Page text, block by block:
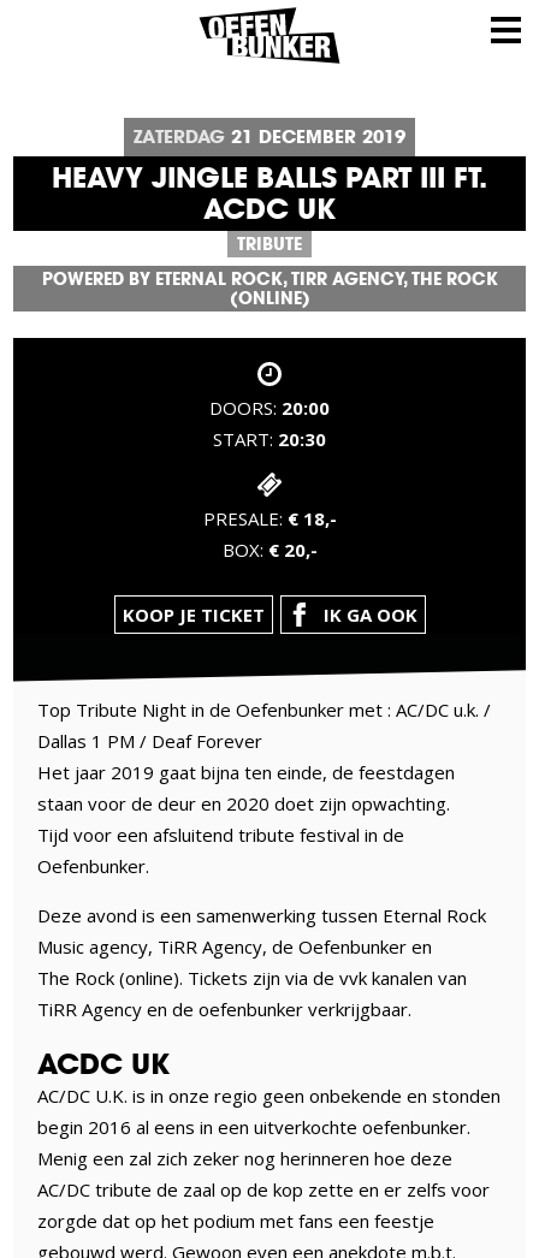
ZATERDAG 21 DECEMBER 2019
HEAVY JINGLE BALLS PART III FT.
ACDC UK
TRIBUTE
POWERED BY ETERNAL ROCK, TIRR AGENCY, THE ROCK
(ONLINE)
DOORS: 20:00
START: 20:30
PRESALE: € 18,-
BOX: € 20,-
KOOP JE TICKET IK GA OOK
Top Tribute Night in de Oefenbunker met : AC/DC u.k. /
Dallas 1 PM / Deaf Forever
Het jaar 2019 gaat bijna ten einde, de feestdagen
staan voor de deur en 2020 doet zijn opwachting.
Tijd voor een afsluitend tribute festival in de
Oefenbunker.
Deze avond is een samenwerking tussen Eternal Rock
Music agency, TiRR Agency, de Oefenbunker en
The Rock (online). Tickets zijn via de vvk kanalen van
TiRR Agency en de oefenbunker verkrijgbaar.
ACDC UK
AC/DC U.K. is in onze regio geen onbekende en stonden
begin 2016 al eens in een uitverkochte oefenbunker.
Menig een zal zich zeker nog herinneren hoe deze
AC/DC tribute de zaal op de kop zette en er zelfs voor
zorgde dat op het podium met fans een feestje
gebouwd werd. Gewoon even een anekdote m.b.t.